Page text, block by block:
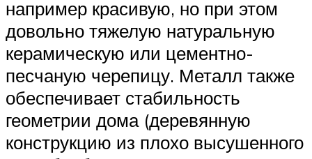
например красивую, но при этом
довольно тяжелую натуральную
керамическую или цементно-
песчаную черепицу. Металл также
обеспечивает стабильность
геометрии дома (деревянную
конструкцию из плохо высушенного